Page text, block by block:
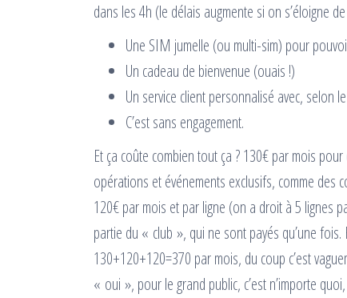
dans les 4h (le délais augmente si on s’éloigne
Une SIM jumelle (ou multi-sim) pour
Un cadeau de bienvenue (ouais !)
Un service client personnalisé avec, selon
C’est sans engagement.
Et ça coûte combien tout ça ? 130€ par mois
opérations et événements exclusifs, comme des
120€ par mois et par ligne (on a droit à 5 lignes
partie du « club », qui ne sont payés qu’une
130+120+120=370 par mois, du coup c’est
« oui », pour le grand public, c’est n’importe